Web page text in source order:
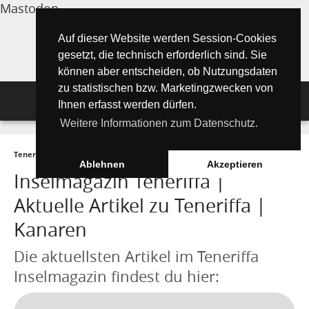
Auf dieser Website werden Session-Cookies
gesetzt, die technisch erforderlich sind. Sie
können aber entscheiden, ob Nutzungsdaten
zu statistischen bzw. Marketingzwecken von
Ihnen erfasst werden dürfen.
Weitere Informationen zum Datenschutz.
Ablehnen Akzeptieren
Mastodon
Navigation
Aktuelle Artikel ►
Tipps für Urlauber
Umwelt & Natur
Tipps für Urlauber
Must See Orte
Santa Cruz de Tenerife
Teno-Gebirge - Masca
Playa de las Teresitas
Playa de las Américas
Wandern auf Teneriffa
Masca-Schlucht
Kontakte für Notfälle
Wissenswertes
Flora
El Drago Milenario
Fauna
Orte und Regionen
Bezirke (Municipios)
Teneriffa
Fuerteventura
Teneriffa Inselmagazin ONLINE
Inselmagazin Teneriffa |
Aktuelle Artikel zu Teneriffa |
Kanaren
Die aktuellsten Artikel im Teneriffa
Inselmagazin findest du hier: